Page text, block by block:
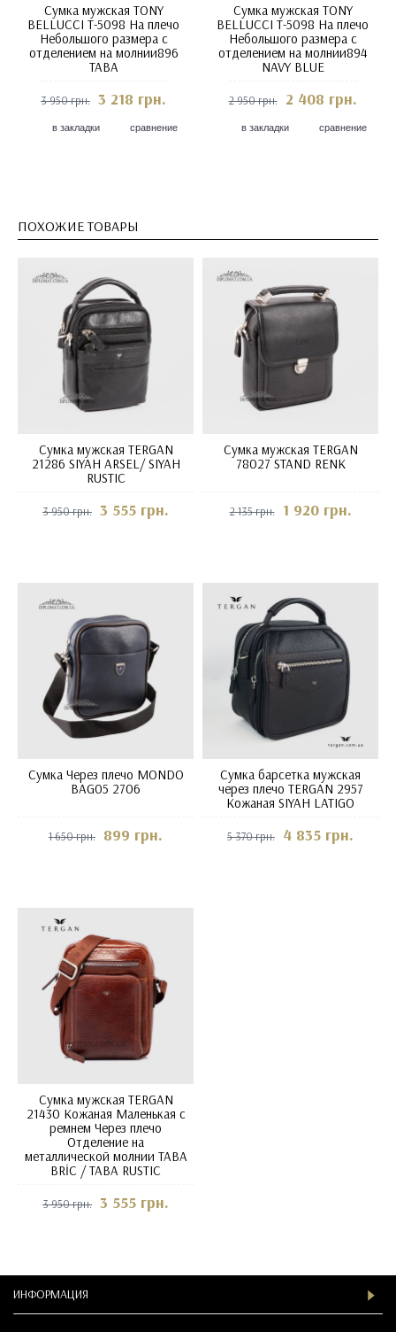
Сумка мужская TONY
BELLUCCI T-5098 На плечо
Небольшого размера с
отделением на молнии896
TABA
3 950 грн. 3 218 грн.
в закладки сравнение
Сумка мужская TONY
BELLUCCI T-5098 На плечо
Небольшого размера с
отделением на молнии894
NAVY BLUE
2 950 грн. 2 408 грн.
в закладки сравнение
ПОХОЖИЕ ТОВАРЫ
Сумка мужская TERGAN
21286 SIYAH ARSEL/ SIYAH
RUSTIC
3 950 грн. 3 555 грн.
Сумка мужская TERGAN
78027 STAND RENK
2 135 грн. 1 920 грн.
Сумка Через плечо MONDO
BAG05 2706
1 650 грн. 899 грн.
Сумка барсетка мужская
через плечо TERGAN 2957
Кожаная SIYAH LATIGO
5 370 грн. 4 835 грн.
Сумка мужская TERGAN
21430 Кожаная Маленькая с
ремнем Через плечо
Отделение на
металлической молнии TABA
BRİC / TABA RUSTIC
3 950 грн. 3 555 грн.
ИНФОРМАЦИЯ